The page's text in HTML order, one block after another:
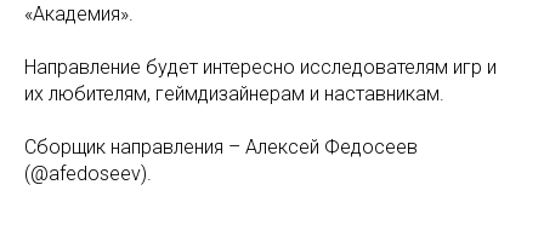
«Академия».
Направление будет интересно исследователям игр и
их любителям, геймдизайнерам и наставникам.
Сборщик направления – Алексей Федосеев
(@afedoseev).